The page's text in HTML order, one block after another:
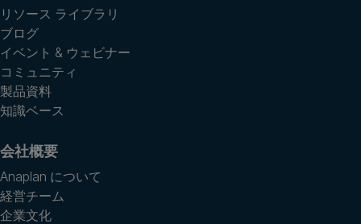
リソース ライブラリ
ブログ
イベント & ウェビナー
コミュニティ
製品資料
知識ベース
会社概要
Anaplan について
経営チーム
企業文化